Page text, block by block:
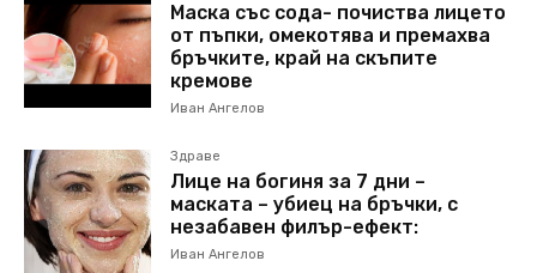
Маска със сода- почиства лицето
от пъпки, омекотява и премахва
бръчките, край на скъпите
кремове
Иван Ангелов
Здраве
Лице на богиня за 7 дни –
маската – убиец на бръчки, с
незабавен филър-ефект:
Иван Ангелов